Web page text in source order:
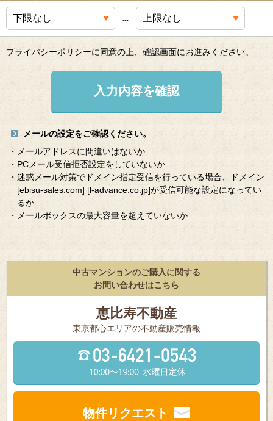
～
プライバシーポリシーに同意の上、確認画面にお進みください。
入力内容を確認
メールの設定をご確認ください。
・メールアドレスに間違いはないか
・PCメール受信拒否設定をしていないか
・迷惑メール対策でドメイン指定受信を行っている場合、ドメイン
[ebisu-sales.com] [l-advance.co.jp]が受信可能な設定になってい
るか
・メールボックスの最大容量を超えていないか
中古マンションのご購入に関する
お問い合わせはこちら
恵比寿不動産
東京都⼼エリアの不動産販売情報
物件リクエスト